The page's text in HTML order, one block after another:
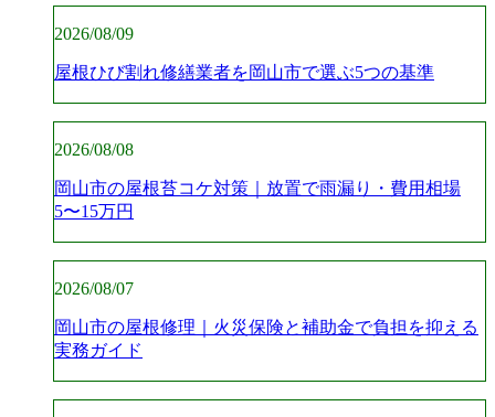
2026/08/09
屋根ひび割れ修繕業者を岡山市で選ぶ5つの基準
2026/08/08
岡山市の屋根苔コケ対策｜放置で雨漏り・費用相場
5〜15万円
2026/08/07
岡山市の屋根修理｜火災保険と補助金で負担を抑える
実務ガイド